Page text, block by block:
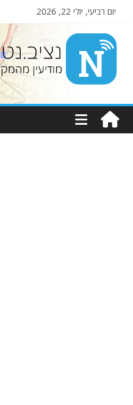
יום רביעי, יולי 22, 2026
Nziv.net
מודיעין
מהמקורות